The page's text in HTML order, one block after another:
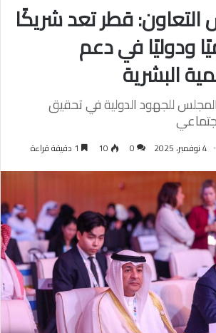
قطر تعد شريكًا
ودوليًا في دعم
البشرية
للجهود الدولية في تحقيق
4 نوفمبر، 2025 0
10